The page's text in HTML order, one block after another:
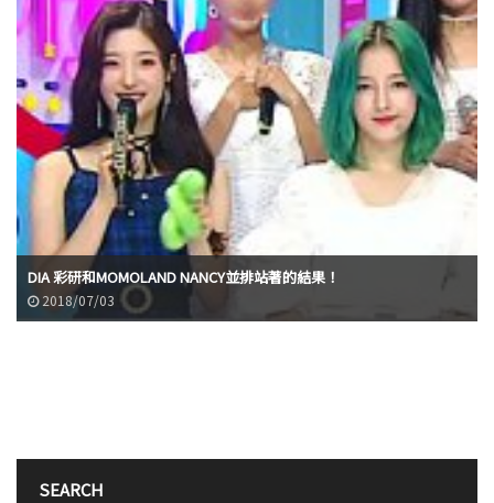
DIA 彩研和MOMOLAND NANCY並排站著的結果！
2018/07/03
SEARCH